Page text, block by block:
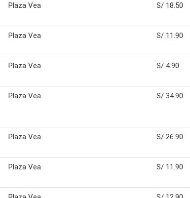
Plaza Vea S/ 18.50
Plaza Vea S/ 11.90
Plaza Vea S/ 4.90
Plaza Vea S/ 34.90
Plaza Vea S/ 26.90
Plaza Vea S/ 11.90